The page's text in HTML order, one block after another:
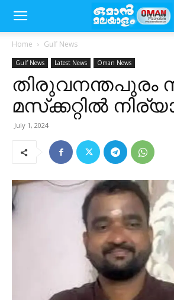
Home Gulf News
Gulf News Latest News Oman News
തിരുവനന്തപുരം
മസ്‌ക്കറ്റിൽ
July 1, 2024